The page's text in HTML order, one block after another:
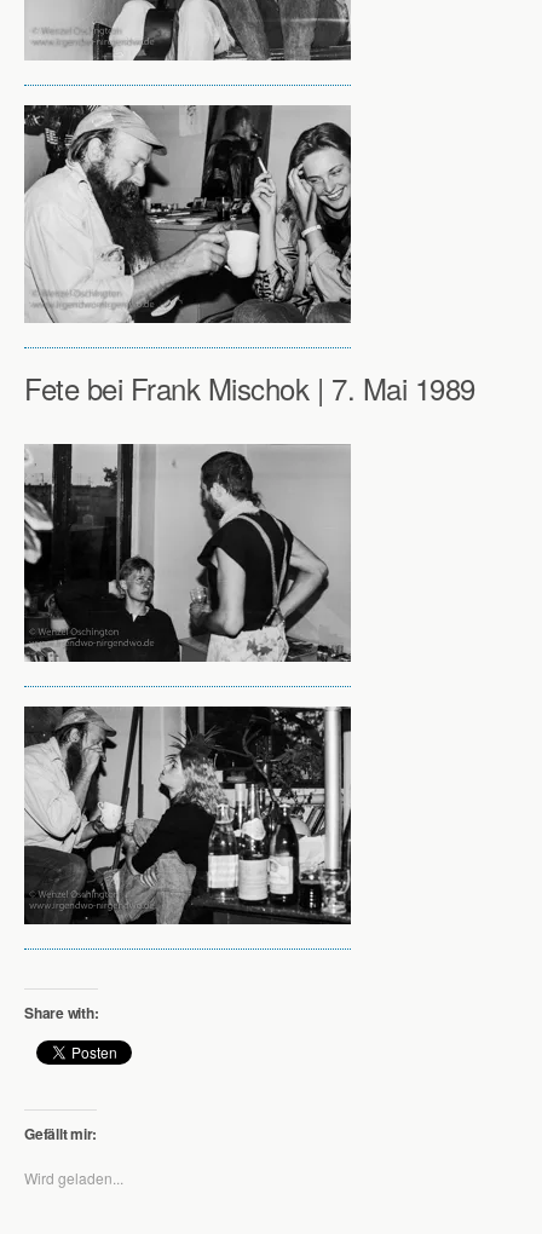
Fete bei Frank Mischok | 7. Mai 1989
Share with:
Gefällt mir:
Wird geladen...